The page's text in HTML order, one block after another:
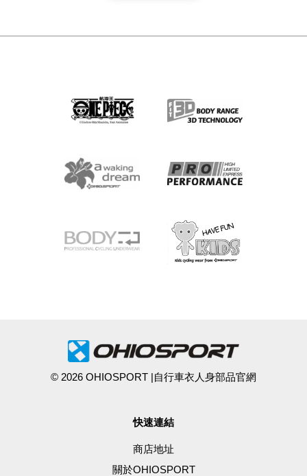
© 2026 OHIOSPORT |自行車衣人身部品官網
快速連結
商店地址
關於OHIOSPORT